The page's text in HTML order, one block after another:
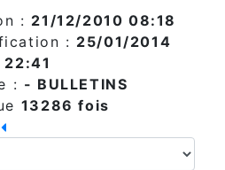
: 21/12/2010 08:18
: 25/01/2014
22:41
: - BULLETINS
13286 fois